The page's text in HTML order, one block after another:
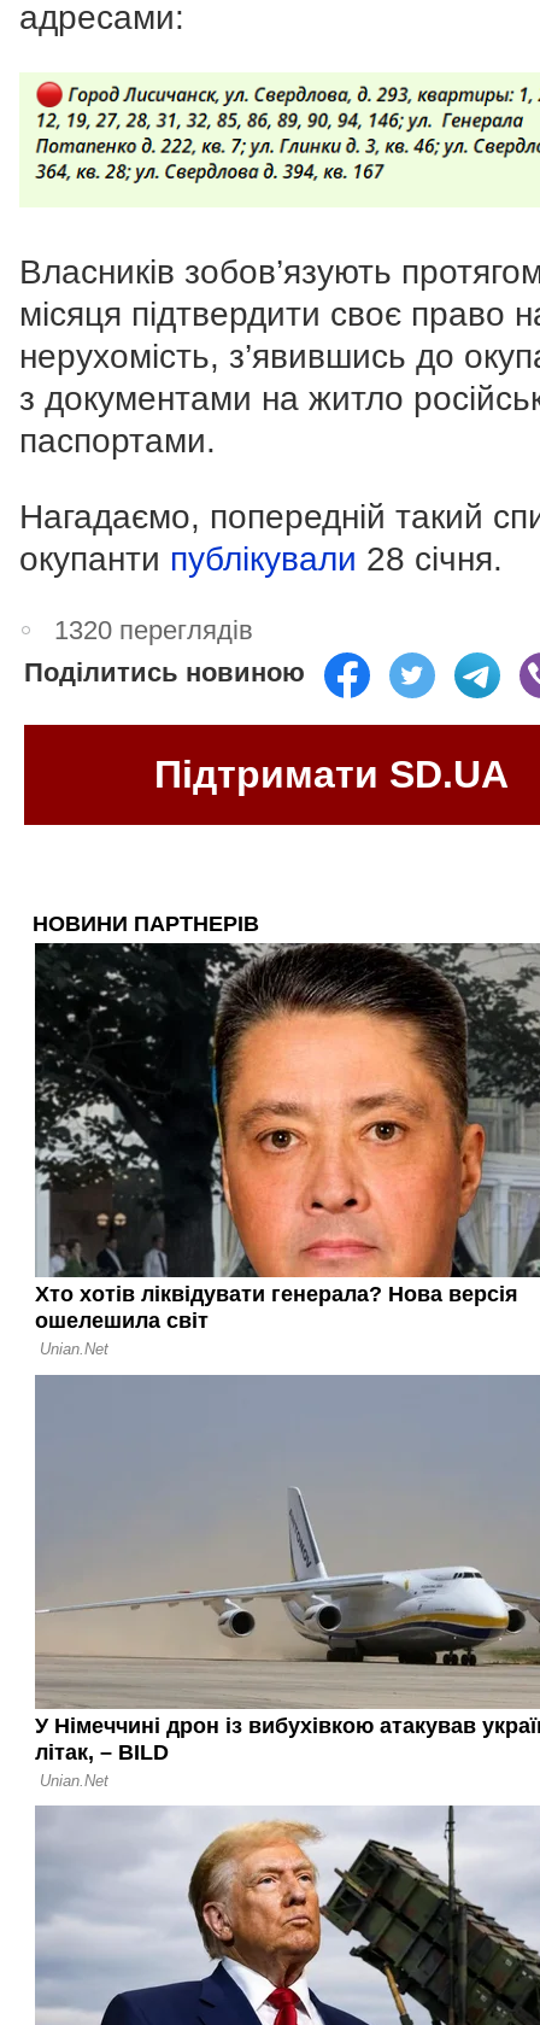
адресами:
Власників зобов’язують
місяця підтвердити своє право
нерухомість, з’явившись до
з документами на житло
паспортами.
Нагадаємо, попередній такий
окупанти публікували 28 січня.
1320 переглядів
Поділитись новиною
Підтримати SD.UA